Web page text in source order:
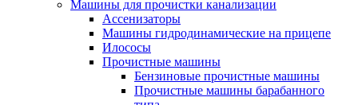
Машины для прочистки канализации
Ассенизаторы
Машины гидродинамические на прицепе
Илососы
Прочистные машины
Бензиновые прочистные машины
Прочистные машины барабанного